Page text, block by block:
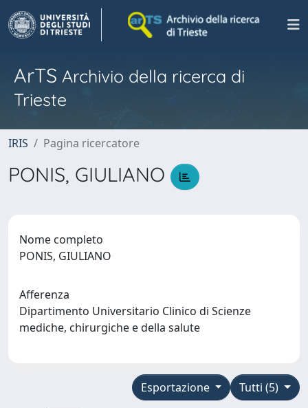
ArTS Archivio della ricerca di
Trieste
IRIS Pagina ricercatore
PONIS, GIULIANO
Nome completo
PONIS, GIULIANO
Afferenza
Dipartimento Universitario Clinico di Scienze
mediche, chirurgiche e della salute
Tutti (5)
Esportazione